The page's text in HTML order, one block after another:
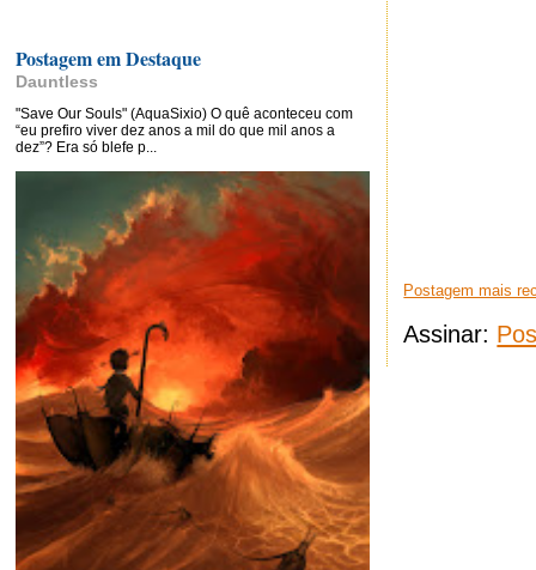
Postagem mais
Assinar:
Postagem em Destaque
Dauntless
"Save Our Souls" (AquaSixio) O quê aconteceu com
“eu prefiro viver dez anos a mil do que mil anos a
dez”? Era só blefe p...